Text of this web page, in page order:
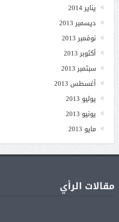
يناير 2014
ديسمبر 2013
نوفمبر 2013
أكتوبر 2013
سبتمبر 2013
أغسطس 2013
يوليو 2013
يونيو 2013
مايو 2013
مقالات الرأي